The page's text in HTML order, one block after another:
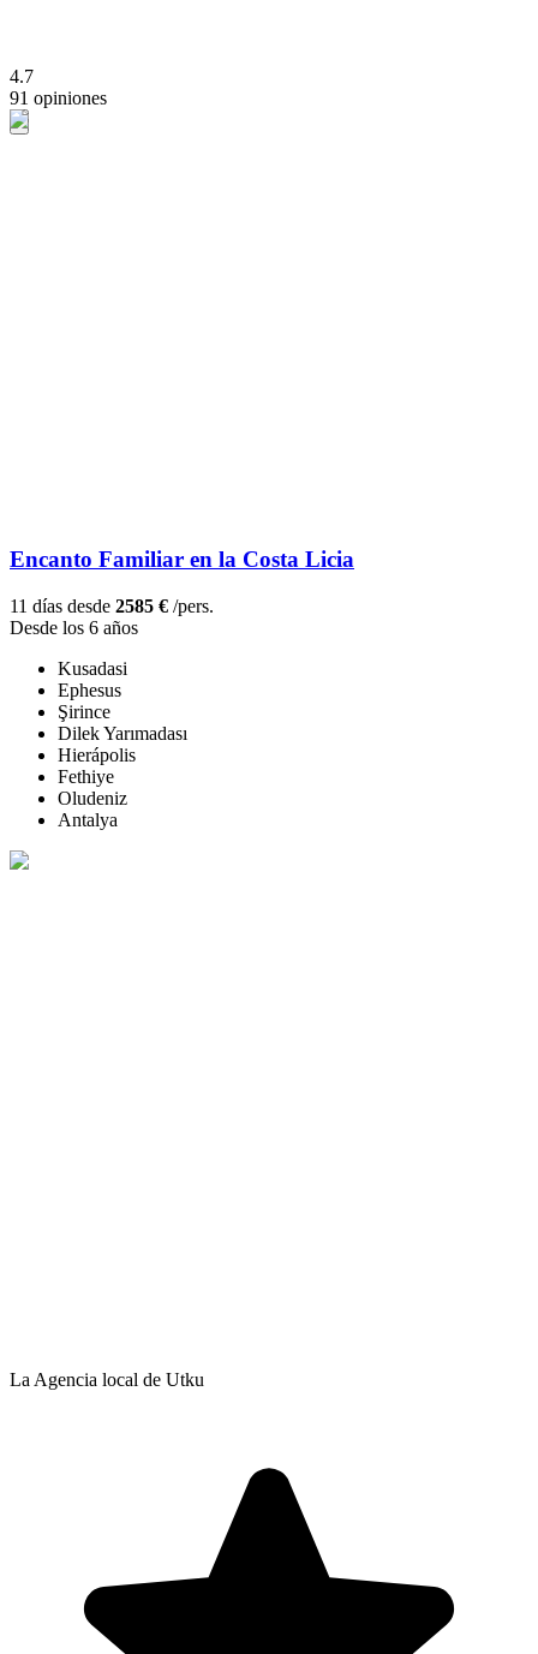
4.7
91 opiniones
Encanto Familiar en la Costa Licia
11 días desde 2585 € /pers.
Desde los 6 años
Kusadasi
Ephesus
Şirince
Dilek Yarımadası
Hierápolis
Fethiye
Oludeniz
Antalya
La Agencia local de Utku